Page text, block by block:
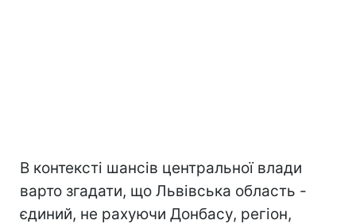
В контексті шансів центральної влади
варто згадати, що Львівська область -
єдиний, не рахуючи Донбасу, регіон,